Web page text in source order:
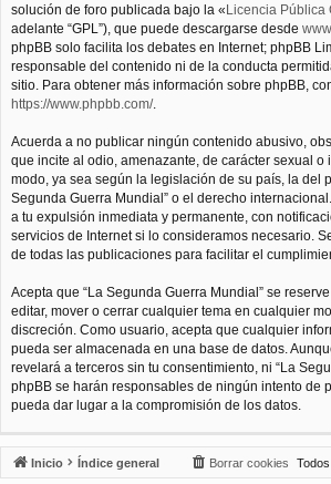
solución de foro publicada bajo la «Licencia Pública
adelante “GPL”), que puede descargarse desde
phpBB solo facilita los debates en Internet; phpBB
responsable del contenido ni de la conducta
sitio. Para obtener más información sobre phpBB,
https://www.phpbb.com/.
Acuerda a no publicar ningún contenido abusivo,
que incite al odio, amenazante, de carácter sexual o
modo, ya sea según la legislación de su país, la del
Segunda Guerra Mundial” o el derecho
a tu expulsión inmediata y permanente, con
servicios de Internet si lo consideramos necesario.
de todas las publicaciones para facilitar el
Acepta que “La Segunda Guerra Mundial” se
editar, mover o cerrar cualquier tema en cualquier
discreción. Como usuario, acepta que cualquier
pueda ser almacenada en una base de datos.
revelará a terceros sin tu consentimiento, ni “La
phpBB se harán responsables de ningún intento de
pueda dar lugar a la compromisión de los datos.
Inicio Índice general Borrar cookies